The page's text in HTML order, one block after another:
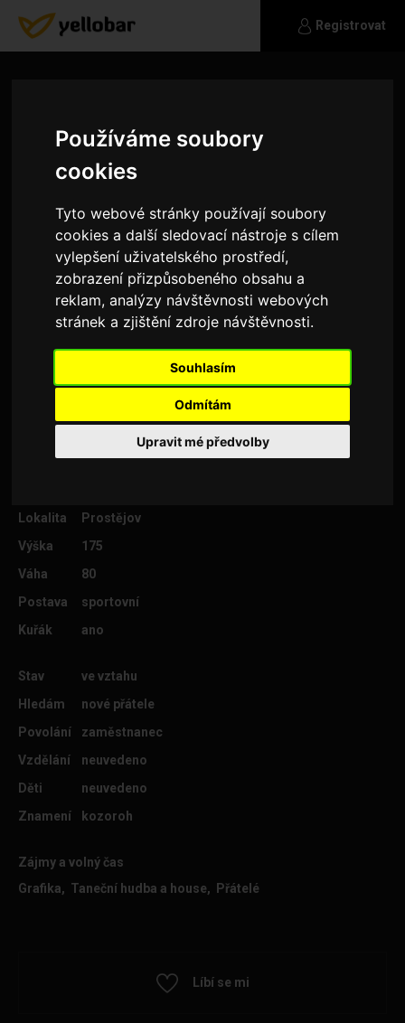
Používáme soubory
cookies
Tyto webové stránky používají soubory
cookies a další sledovací nástroje s cílem
vylepšení uživatelského prostředí,
zobrazení přizpůsobeného obsahu a
reklam, analýzy návštěvnosti webových
stránek a zjištění zdroje návštěvnosti.
Souhlasím
Odmítám
Upravit mé předvolby
Registrovat
Akamaso
Jsem take na facebooku jako ashran ashran foto
mam zemnekouli pridej jsi mne dekuji
Lokalita
Prostějov
Výška
175
Váha
80
Postava
sportovní
Kuřák
ano
Stav
ve vztahu
Hledám
nové přátele
Povolání
zaměstnanec
Vzdělání
neuvedeno
Děti
neuvedeno
Znamení
kozoroh
Zájmy a volný čas
Grafika, Taneční hudba a house, Přátelé
Líbí se mi